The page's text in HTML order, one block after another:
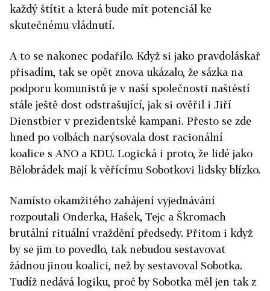
každý štítit a která bude mít potenciál ke
skutečnému vládnutí.
A to se nakonec podařilo. Když si jako pravdoláskař
přisadím, tak se opět znova ukázalo, že sázka na
podporu komunistů je v naší společnosti naštěstí
stále ještě dost odstrašující, jak si ověřil i Jiří
Dienstbier v prezidentské kampani. Přesto se zde
hned po volbách narýsovala dost racionální
koalice s ANO a KDU. Logická i proto, že lidé jako
Bělobrádek mají k věřícímu Sobotkovi lidsky blízko.
Namísto okamžitého zahájení vyjednávání
rozpoutali Onderka, Hašek, Tejc a Škromach
brutální rituální vraždění předsedy. Přitom i když
by se jim to povedlo, tak nebudou sestavovat
žádnou jinou koalici, než by sestavoval Sobotka.
Tudíž nedává logiku, proč by Sobotka měl jen tak z